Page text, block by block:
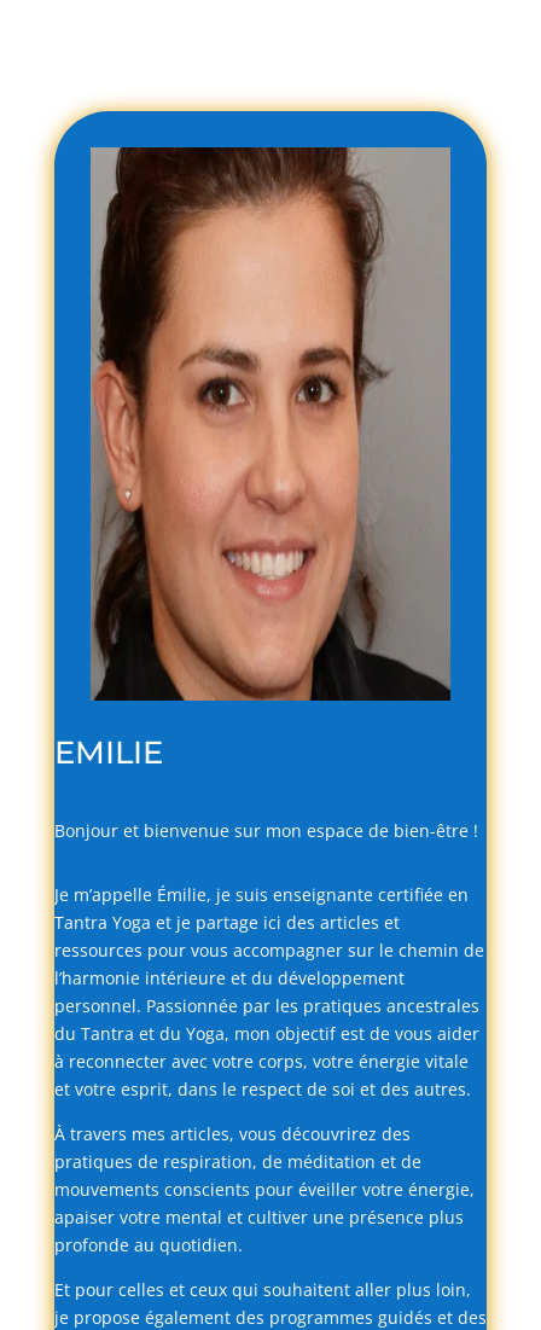
EMILIE
Bonjour et bienvenue sur mon espace de bien-être !
Je m’appelle Émilie, je suis enseignante certifiée en
Tantra Yoga et je partage ici des articles et
ressources pour vous accompagner sur le chemin de
l’harmonie intérieure et du développement
personnel. Passionnée par les pratiques ancestrales
du Tantra et du Yoga, mon objectifest de vous aider
à reconnecter avec votre corps, votre énergie vitale
et votre esprit, dans le respect de soi et des autres.
À travers mes articles, vous découvrirez des
pratiques de respiration, de méditation et de
mouvements conscients pour éveiller votre énergie,
apaiser votre mental et cultiver une présence plus
profonde au quotidien.
Et pour celles et ceux qui souhaitent aller plus loin,
je propose également des programmes guidés et des